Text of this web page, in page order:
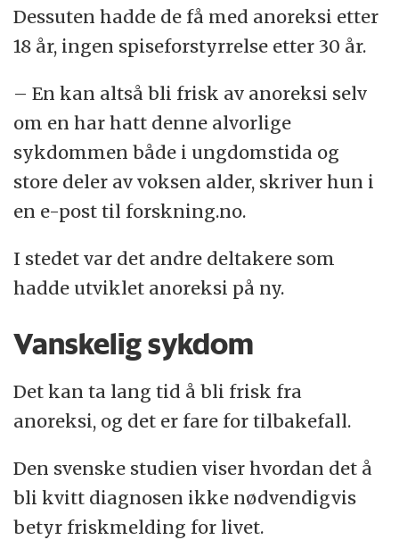
Dessuten hadde de få med anoreksi etter
18 år, ingen spiseforstyrrelse etter 30 år.
– En kan altså bli frisk av anoreksi selv
om en har hatt denne alvorlige
sykdommen både i ungdomstida og
store deler av voksen alder, skriver hun i
en e-post til forskning.no.
I stedet var det andre deltakere som
hadde utviklet anoreksi på ny.
Vanskelig sykdom
Det kan ta lang tid å bli frisk fra
anoreksi, og det er fare for tilbakefall.
Den svenske studien viser hvordan det å
bli kvitt diagnosen ikke nødvendigvis
betyr friskmelding for livet.